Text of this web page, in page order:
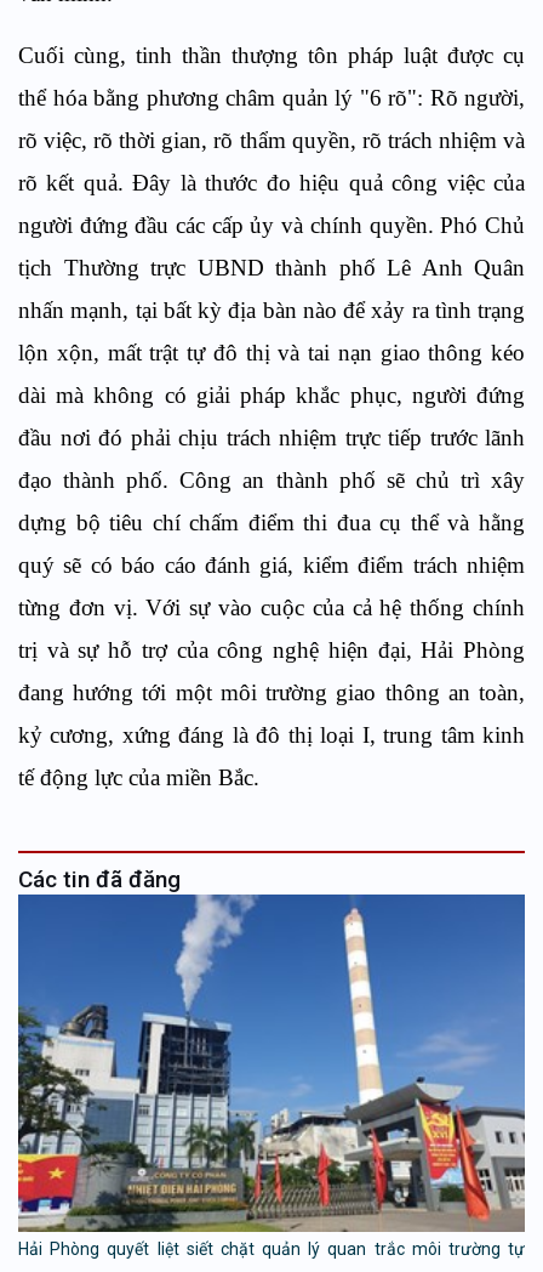
Cuối cùng, tinh thần thượng tôn pháp luật được cụ
thể hóa bằng phương châm quản lý "6 rõ": Rõ người,
rõ việc, rõ thời gian, rõ thẩm quyền, rõ trách nhiệm và
rõ kết quả. Đây là thước đo hiệu quả công việc của
người đứng đầu các cấp ủy và chính quyền. Phó Chủ
tịch Thường trực UBND thành phố Lê Anh Quân
nhấn mạnh, tại bất kỳ địa bàn nào để xảy ra tình trạng
lộn xộn, mất trật tự đô thị và tai nạn giao thông kéo
dài mà không có giải pháp khắc phục, người đứng
đầu nơi đó phải chịu trách nhiệm trực tiếp trước lãnh
đạo thành phố. Công an thành phố sẽ chủ trì xây
dựng bộ tiêu chí chấm điểm thi đua cụ thể và hằng
quý sẽ có báo cáo đánh giá, kiểm điểm trách nhiệm
từng đơn vị. Với sự vào cuộc của cả hệ thống chính
trị và sự hỗ trợ của công nghệ hiện đại, Hải Phòng
đang hướng tới một môi trường giao thông an toàn,
kỷ cương, xứng đáng là đô thị loại I, trung tâm kinh
tế động lực của miền Bắc.
Các tin đã đăng
Hải Phòng quyết liệt siết chặt quản lý quan trắc môi trường tự